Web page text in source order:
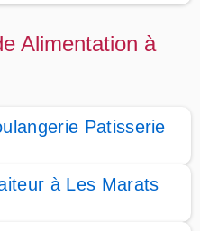
Alimentation à
Patisserie
à Les Marats